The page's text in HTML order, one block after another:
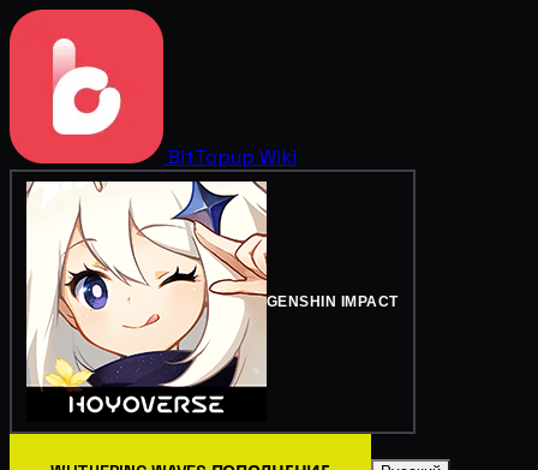
BitTopup Wiki
GENSHIN IMPACT